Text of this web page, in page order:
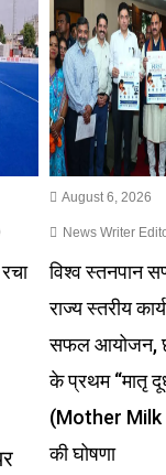
August 6, 2026
News Writer
विश्व स्तनपान
राज्य स्तरीय
सफल आयोजन,
के प्रथम “मातृ
(Mother Milk
की घोषणा